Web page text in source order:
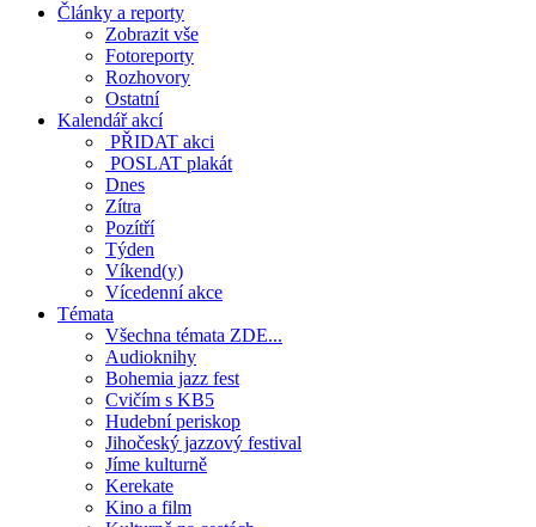
Články a reporty
Zobrazit vše
Fotoreporty
Rozhovory
Ostatní
Kalendář akcí
PŘIDAT akci
POSLAT plakát
Dnes
Zítra
Pozítří
Týden
Víkend(y)
Vícedenní akce
Témata
Všechna témata ZDE...
Audioknihy
Bohemia jazz fest
Cvičím s KB5
Hudební periskop
Jihočeský jazzový festival
Jíme kulturně
Kerekate
Kino a film